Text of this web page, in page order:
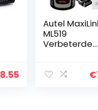
8.55
Autel
ML519
Verbeterde
€